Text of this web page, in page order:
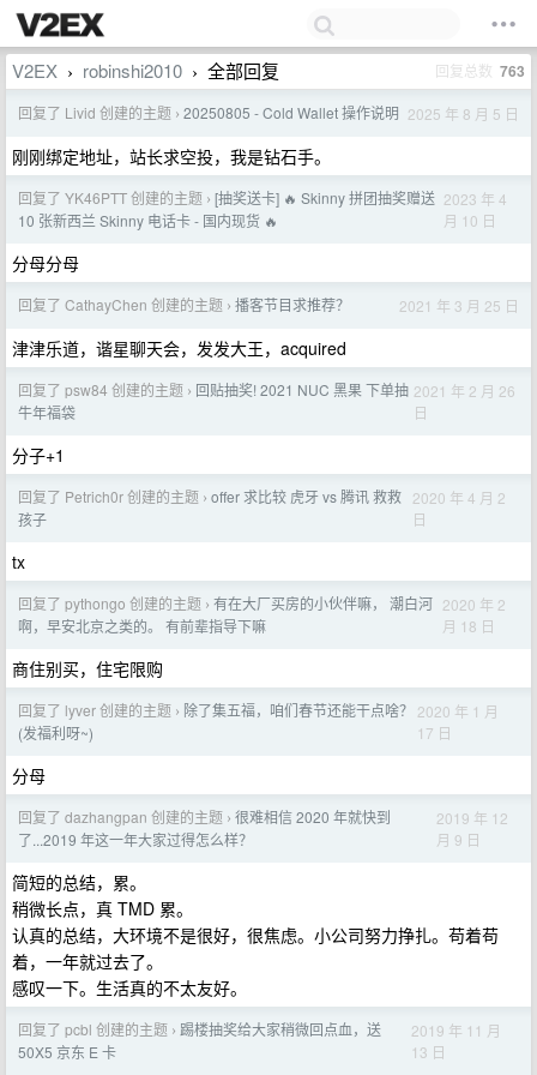
V2EX › robinshi2010 › 全部回复 回复总数 763
回复了 Livid 创建的主题 › 20250805 - Cold Wallet 操作说明 2025 年 8 月 5 日
刚刚绑定地址，站长求空投，我是钻石手。
回复了 YK46PTT 创建的主题 › [抽奖送卡] 🔥 Skinny 拼团抽奖赠送
10 张新西兰 Skinny 电话卡 - 国内现货 🔥
2023 年 4
月 10 日
分母分母
回复了 CathayChen 创建的主题 › 播客节目求推荐？ 2021 年 3 月 25 日
津津乐道，谐星聊天会，发发大王，acquired
回复了 psw84 创建的主题 › 回贴抽奖! 2021 NUC 黑果 下单抽
牛年福袋
2021 年 2 月 26
日
分子+1
回复了 Petrich0r 创建的主题 › offer 求比较 虎牙 vs 腾讯 救救
孩子
2020 年 4 月 2
日
tx
回复了 pythongo 创建的主题 › 有在大厂买房的小伙伴嘛， 潮白河
啊，早安北京之类的。 有前辈指导下嘛
2020 年 2
月 18 日
商住别买，住宅限购
回复了 lyver 创建的主题 › 除了集五福，咱们春节还能干点啥？
(发福利呀~)
2020 年 1 月
17 日
分母
回复了 dazhangpan 创建的主题 › 很难相信 2020 年就快到
了...2019 年这一年大家过得怎么样？
2019 年 12
月 9 日
简短的总结，累。
稍微长点，真 TMD 累。
认真的总结，大环境不是很好，很焦虑。小公司努力挣扎。苟着苟
着，一年就过去了。
感叹一下。生活真的不太友好。
回复了 pcbl 创建的主题 › 踢楼抽奖给大家稍微回点血，送
50X5 京东 E 卡
2019 年 11 月
13 日